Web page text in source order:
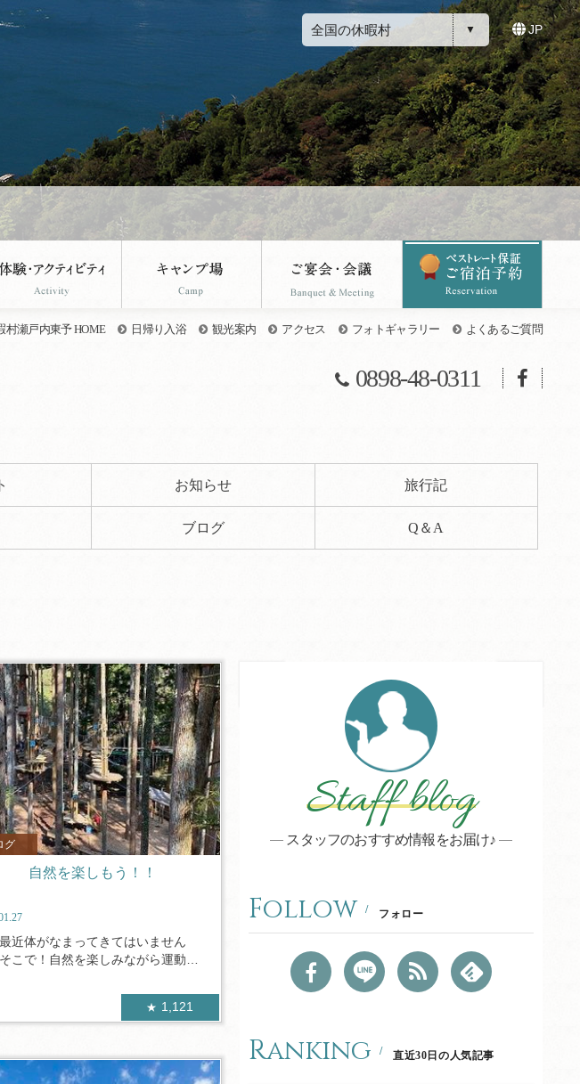
全国の休暇村 JP
村瀬戸内東予 HOME 日帰り入浴 観光案内 アクセス フォトギャラリー よくあるご質問
0898-48-0311
お知らせ 旅行記
ブログ Q＆A
グ
自然を楽しもう！！
近体がなまってきてはいません
こで！自然を楽しみながら運動が
1,121
Staff blog
スタッフのおすすめ情報をお届け♪
Follow フォロー
Ranking 直近30日の人気記事